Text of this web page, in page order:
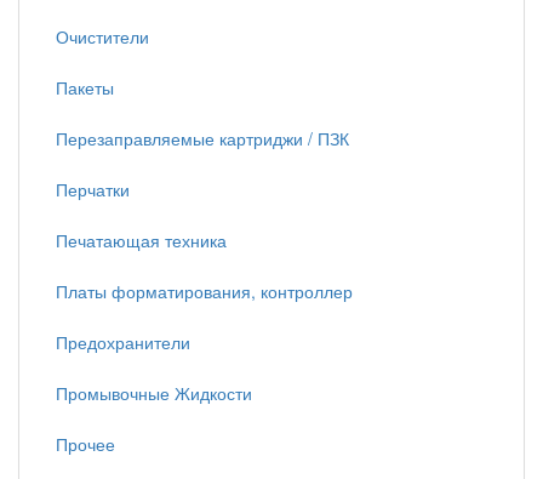
Очистители
Пакеты
Перезаправляемые картриджи / ПЗК
Перчатки
Печатающая техника
Платы форматирования, контроллер
Предохранители
Промывочные Жидкости
Прочее